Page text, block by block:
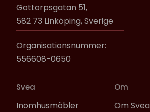
Gottorpsgatan 51,
582 73 Linköping, Sverige
Organisationsnummer:
556608-0650
Svea
Inomhusmöbler
Om
Om Svea